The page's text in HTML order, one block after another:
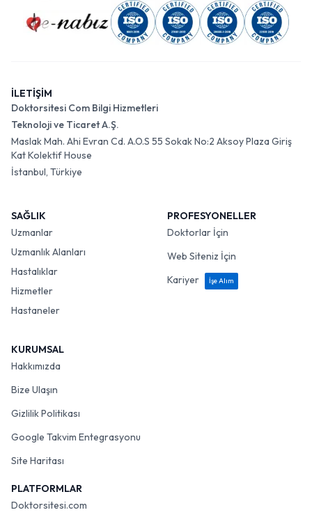
İLETİŞİM
Doktorsitesi Com Bilgi Hizmetleri
Teknoloji ve Ticaret A.Ş.
Maslak Mah. Ahi Evran Cd. A.O.S 55 Sokak No:2 Aksoy Plaza Giriş
Kat Kolektif House
İstanbul, Türkiye
SAĞLIK
Uzmanlar
Uzmanlık Alanları
Hastalıklar
Hizmetler
Hastaneler
PROFESYONELLER
Doktorlar İçin
Web Siteniz İçin
Kariyer
İşe Alım
KURUMSAL
Hakkımızda
Bize Ulaşın
Gizlilik Politikası
Google Takvim Entegrasyonu
Site Haritası
PLATFORMLAR
Doktorsitesi.com